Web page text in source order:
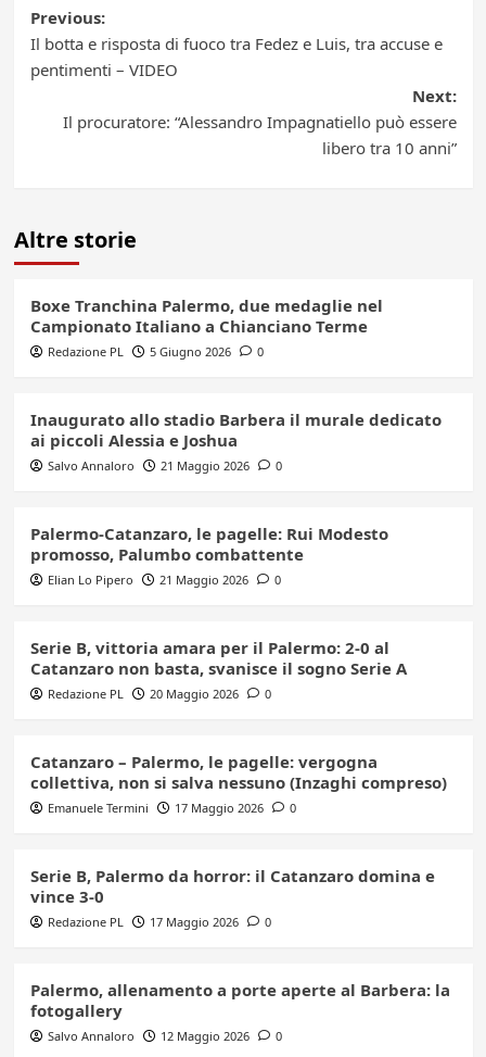
Post
navigation
Previous:
Il botta e risposta di fuoco tra Fedez e Luis, tra accuse e
pentimenti – VIDEO
Next:
Il procuratore: “Alessandro Impagnatiello può essere
libero tra 10 anni”
Altre storie
Boxe Tranchina Palermo, due medaglie nel
Campionato Italiano a Chianciano Terme
Redazione PL 5 Giugno 2026 0
Inaugurato allo stadio Barbera il murale dedicato
ai piccoli Alessia e Joshua
Salvo Annaloro 21 Maggio 2026 0
Palermo-Catanzaro, le pagelle: Rui Modesto
promosso, Palumbo combattente
Elian Lo Pipero 21 Maggio 2026 0
Serie B, vittoria amara per il Palermo: 2-0 al
Catanzaro non basta, svanisce il sogno Serie A
Redazione PL 20 Maggio 2026 0
Catanzaro – Palermo, le pagelle: vergogna
collettiva, non si salva nessuno (Inzaghi compreso)
Emanuele Termini 17 Maggio 2026 0
Serie B, Palermo da horror: il Catanzaro domina e
vince 3-0
Redazione PL 17 Maggio 2026 0
Palermo, allenamento a porte aperte al Barbera: la
fotogallery
Salvo Annaloro 12 Maggio 2026 0